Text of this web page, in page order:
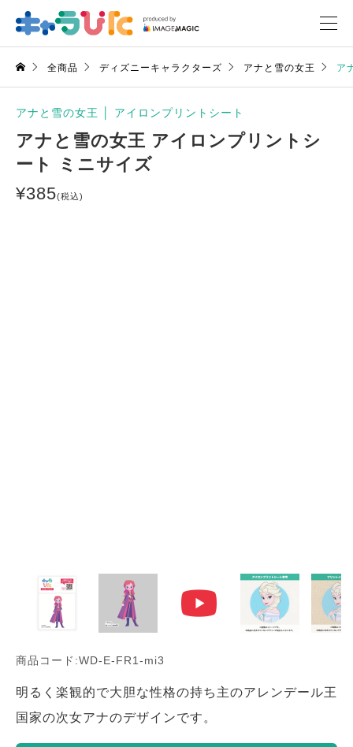
全商品 ディズニーキャラクターズ アナと雪の女王 ア
アナと雪の女王 アイロンプリントシート
アナと雪の女王 アイロンプリントシ
ート ミニサイズ
¥385(税込)
商品コード:WD-E-FR1-mi3
明るく楽観的で大胆な性格の持ち主のアレンデール王
国家の次女アナのデザインです。